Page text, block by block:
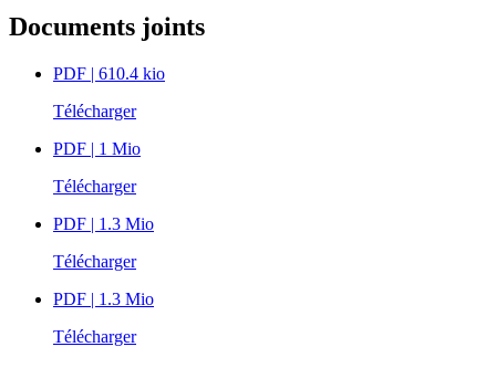
Documents joints
PDF | 610.4 kio
Télécharger
PDF | 1 Mio
Télécharger
PDF | 1.3 Mio
Télécharger
PDF | 1.3 Mio
Télécharger